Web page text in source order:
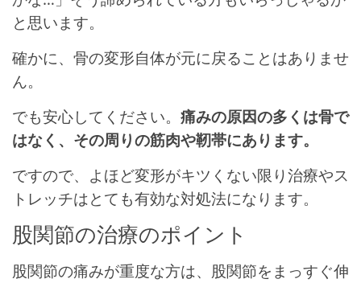
と思います。
確かに、骨の変形自体が元に戻ることはありませ
ん。
でも安心してください。 痛みの原因の多くは骨で
はなく、その周りの筋肉や靭帯にあります。
ですので、よほど変形がキツくない限り治療やス
トレッチはとても有効な対処法になります。
股関節の治療のポイント
股関節の痛みが重度な方は、股関節をまっすぐ伸